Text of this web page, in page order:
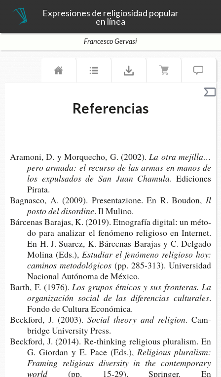
Expresiones de religiosidad popular
en línea
Francesco Gervasi
Referencias
Ara­mo­ni, D. y Mor­que­cho, G. (2002).La otra meji­lla…
pero arma­da: el recur­so de las armas en manos de
los expul­sa­dos de San Juan Chamula. Edi­cio­nes
Pirata.
Bag­nas­co, A. (2009). Pre­sen­ta­zio­ne. En R. Boudon, Il
posto del disordine. Il Mulino.
Bár­ce­nas Bara­jas, K. (2019). Etno­gra­fía digi­tal: un méto­
do para ana­li­zar el fenó­meno reli­gio­so en Inter­net.
En H. J. Sua­rez, K. Bár­ce­nas Bara­jas y C. Del­ga­do
Moli­na (Eds.),Estu­diar el fenó­meno reli­gio­so hoy:
cami­nos metodológicos (pp. 285-​313). Uni­ver­si­dad
Nacio­nal Autó­no­ma de México.
Barth, F. (1976).Los gru­pos étni­cos y sus fron­te­ras. La
orga­ni­za­ción social de las dife­ren­cias culturales.
Fondo de Cul­tu­ra Económica.
Beck­ford, J. (2003). Social theory and religion. Cam­
brid­ge Uni­ver­sity Press.
Beck­ford, J. (2014). Re-​thinking reli­gious plu­ra­lism. En
G. Gior­dan y E. Pace (Eds.),Reli­gious plu­ra­lism:
Fra­ming reli­gious diver­sity in the con­tem­po­rary
world(pp. 15-29). Sprin­ger. En